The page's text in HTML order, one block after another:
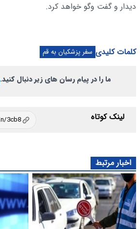
دیدار و گفت‌ وگو خواهد کرد.
کلمات کلیدی سفر پزشکیان به قم
ما را در پیام رسان های زیر دنبال کنید.
لینک کوتاه
اخبار مرتبط